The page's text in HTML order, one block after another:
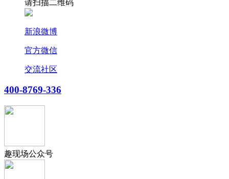
请扫描二维码
新浪微博
官方微信
交流社区
400-8769-336
趣现场公众号